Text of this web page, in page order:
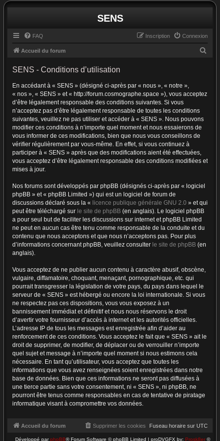
SENS
FAQ Connexion
Inscription
Accueil du forum
SENS - Conditions d’utilisation
En accédant à « SENS » (désigné ci-après par « nous », « notre »,
« nos », « SENS » et « http://forum.cosmographe.space »), vous acceptez
d’être légalement responsable des conditions suivantes. Si vous
n’acceptez pas d’être légalement responsable de toutes les conditions
suivantes, veuillez ne pas utiliser et accéder à « SENS ». Nous pouvons
modifier ces conditions à n’importe quel moment et nous essaierons de
vous informer de ces modifications, bien que nous vous conseillons de
vérifier régulièrement par vous-même. En effet, si vous continuez à
participer à « SENS » après que des modifications aient été effectuées,
vous acceptez d’être légalement responsable des conditions modifiées et
mises à jour.
Nos forums sont développés par phpBB (désignés ci-après par « logiciel
phpBB » et « phpBB Limited ») qui est un logiciel de forum de
discussions déclaré sous la « licence publique générale GNU 2.0 » et qui
peut être téléchargé sur le site de phpBB (en anglais). Le logiciel phpBB
a pour seul but de faciliter les discussions sur internet et phpBB Limited
ne peut en aucun cas être tenu comme responsable de la conduite et du
contenu que nous acceptons et que nous n’acceptons pas. Pour plus
d’informations concernant phpBB, veuillez consulter le site de phpBB (en
anglais).
Vous acceptez de ne publier aucun contenu à caractère abusif, obscène,
vulgaire, diffamatoire, choquant, menaçant, pornographique, etc. qui
pourrait transgresser la législation de votre pays, du pays dans lequel le
serveur de « SENS » est hébergé ou encore la loi internationale. Si vous
ne respectez pas ces dispositions, vous vous exposez à un
bannissement immédiat et définitif et nous nous réservons le droit
d’avertir votre fournisseur d’accès à internet et les autorités officielles.
L’adresse IP de tous les messages est enregistrée afin d’aider au
renforcement de ces conditions. Vous acceptez le fait que « SENS » ait le
droit de supprimer, de modifier, de déplacer ou de verrouiller n’importe
quel sujet et message à n’importe quel moment si nous estimons cela
nécessaire. En tant qu’utilisateur, vous acceptez que toutes les
informations que vous avez renseignées soient enregistrées dans notre
base de données. Bien que ces informations ne seront pas diffusées à
une tierce partie sans votre consentement, ni « SENS », ni phpBB, ne
pourront être tenus comme responsables en cas de tentative de piratage
informatique visant à compromettre vos données.
Accueil du forum Fuseau horaire sur UTC
Supprimer les cookies
Développé parphpBB® Forum Software © phpBB Limited | proDVGFX by: Prosk8er©